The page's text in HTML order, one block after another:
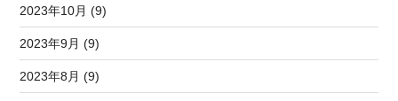
2023年10月 (9)
2023年9月 (9)
2023年8月 (9)